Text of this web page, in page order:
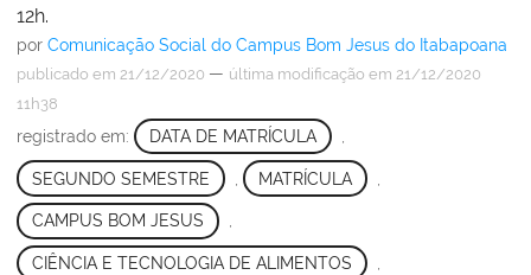
12h.
por Comunicação Social do Campus Bom Jesus do Itabapoana
publicado em 21/12/2020 — última modificação em 21/12/2020
11h38
registrado em: DATA DE MATRÍCULA
SEGUNDO SEMESTRE MATRÍCULA
CAMPUS BOM JESUS ,
CIÊNCIA E TECNOLOGIA DE ALIMENTOS